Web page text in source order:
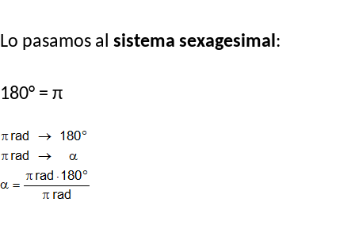
Lo pasamos al sistema sexagesimal:
180° = π